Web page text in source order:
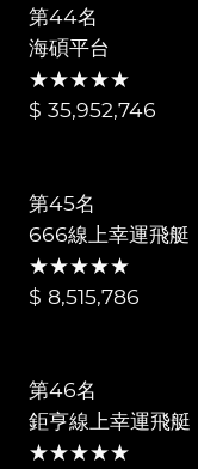
第44名
海碩平台
★★★★★
$ 35,952,746
第45名
666線上幸運飛艇
★★★★★
$ 8,515,786
第46名
鉅亨線上幸運飛艇
★★★★★